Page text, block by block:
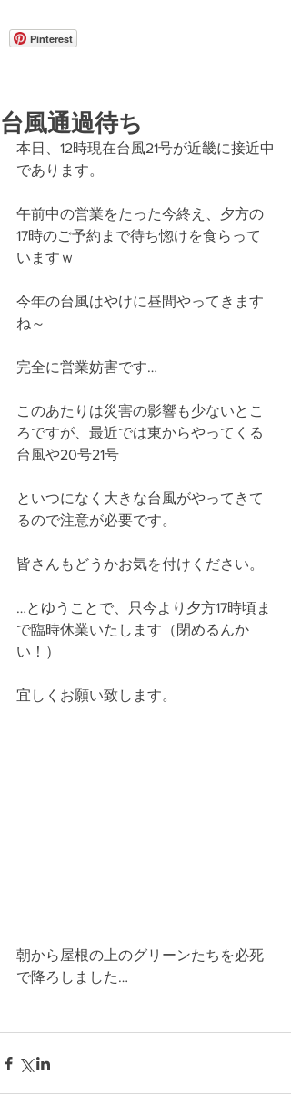
Pinterest
台風通過待ち
本日、12時現在台風21号が近畿に接近中
であります。
午前中の営業をたった今終え、夕方の
17時のご予約まで待ち惚けを食らって
いますｗ
今年の台風はやけに昼間やってきます
ね～
完全に営業妨害です…
このあたりは災害の影響も少ないとこ
ろですが、最近では東からやってくる
台風や20号21号
といつになく大きな台風がやってきて
るので注意が必要です。
皆さんもどうかお気を付けください。
…とゆうことで、只今より夕方17時頃ま
で臨時休業いたします（閉めるんか
い！）
宜しくお願い致します。
朝から屋根の上のグリーンたちを必死
で降ろしました…